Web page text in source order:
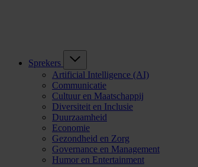
Sprekers
Artificial Intelligence (AI)
Communicatie
Cultuur en Maatschappij
Diversiteit en Inclusie
Duurzaamheid
Economie
Gezondheid en Zorg
Governance en Management
Humor en Entertainment